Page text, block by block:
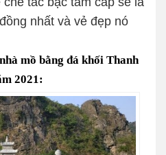
nhất và vẻ đẹp nó
mồ bằng đá khối Thanh
2021: